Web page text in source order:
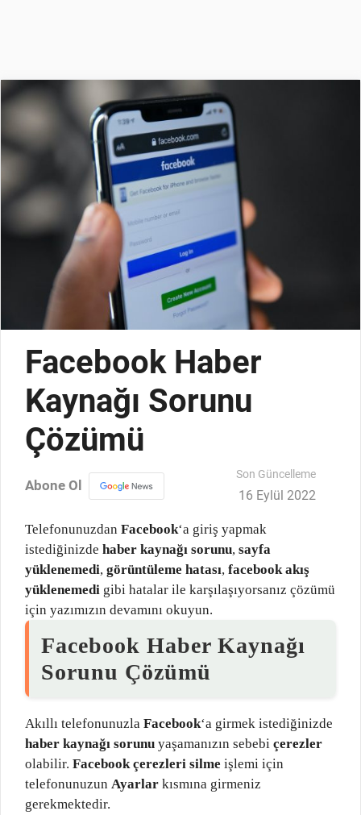
Facebook Haber
Kaynağı Sorunu
Çözümü
Abone Ol
Son Güncelleme
16 Eylül 2022
Telefonunuzdan Facebook‘a giriş yapmak
istediğinizde haber kaynağı sorunu, sayfa
yüklenemedi, görüntüleme hatası, facebook akış
yüklenemedi gibi hatalar ile karşılaşıyorsanız çözümü
için yazımızın devamını okuyun.
Facebook Haber Kaynağı
Sorunu Çözümü
Akıllı telefonunuzla Facebook‘a girmek istediğinizde
haber kaynağı sorunu yaşamanızın sebebi çerezler
olabilir. Facebook çerezleri silme işlemi için
telefonunuzun Ayarlar kısmına girmeniz
gerekmektedir.